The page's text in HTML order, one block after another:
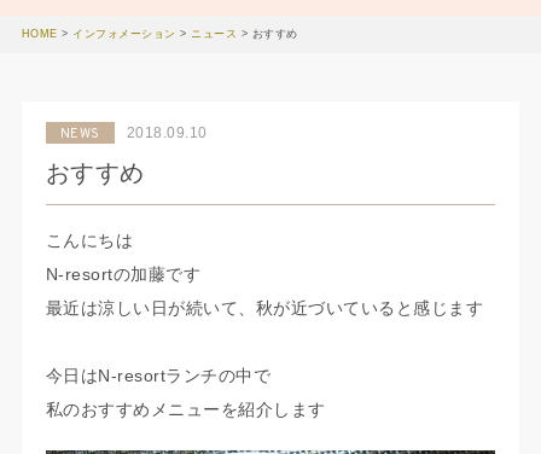
HOME > インフォメーション >ニュース > おすすめ
NEWS 2018.09.10
おすすめ
こんにちは
N-resortの加藤です
最近は涼しい日が続いて、秋が近づいていると感じます
今日はN-resortランチの中で
私のおすすめメニューを紹介します